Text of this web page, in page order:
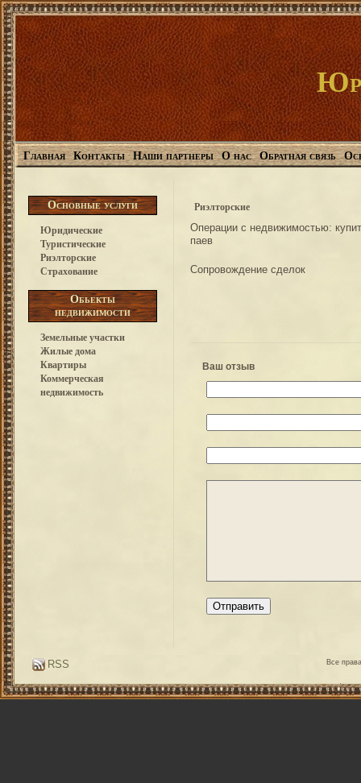
Главная Контакты Наши партнеры О нас Обратная связь
Основные услуги
Юридические
Туристические
Риэлторские
Страхование
Обьекты
недвижимости
Земельные участки
Жилые дома
Квартиры
Коммерческая
недвижимость
Риэлторские
Операции с недвижимостью:
паев
Сопровождение сделок
Ваш отзыв
Все
RSS